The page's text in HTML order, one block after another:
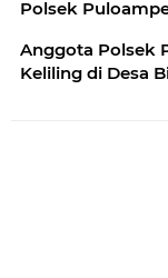
Polsek
Anggota Polsek
Keliling di Desa